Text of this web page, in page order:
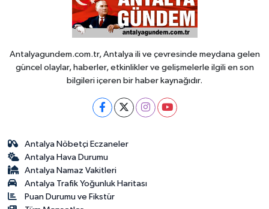
Antalyagundem.com.tr, Antalya ili ve çevresinde meydana gelen
güncel olaylar, haberler, etkinlikler ve gelişmelerle ilgili en son
bilgileri içeren bir haber kaynağıdır.
Antalya Nöbetçi Eczaneler
Antalya Hava Durumu
Antalya Namaz Vakitleri
Antalya Trafik Yoğunluk Haritası
Puan Durumu ve Fikstür